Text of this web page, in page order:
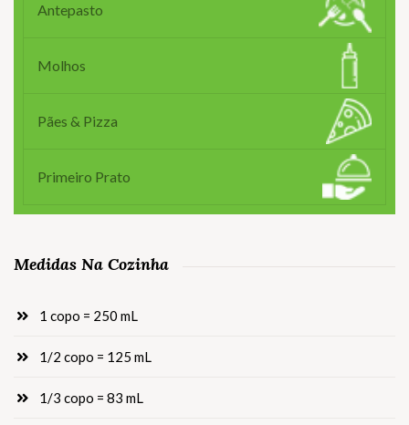
Antepasto
Molhos
Pães & Pizza
Primeiro Prato
Medidas Na Cozinha
1 copo = 250 mL
1/2 copo = 125 mL
1/3 copo = 83 mL